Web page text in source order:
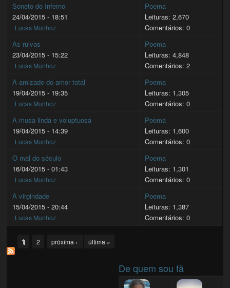
Soneto do Inferno
24/04/2015 - 18:51
Lucas Munhoz
Poema
Leituras: 2,670
Comentários: 0
As ruivas
23/04/2015 - 15:22
Lucas Munhoz
Poema
Leituras: 4,848
Comentários: 2
A amizade do amor total
19/04/2015 - 19:35
Lucas Munhoz
Poema
Leituras: 1,305
Comentários: 0
A musa linda e voluptuosa
19/04/2015 - 14:39
Lucas Munhoz
Poema
Leituras: 1,600
Comentários: 0
O mal do século
16/04/2015 - 01:43
Lucas Munhoz
Poema
Leituras: 1,301
Comentários: 0
A virgindade
15/04/2015 - 20:44
Lucas Munhoz
Poema
Leituras: 1,387
Comentários: 0
Pages
1 2 próxima › última »
De quem sou fã